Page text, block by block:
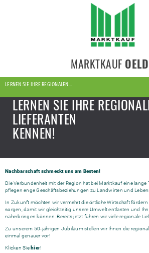
MARKTKAUF
LERNEN SIE IHRE REGIONALEN…
LERNEN SIE IHRE
LIEFERANTEN
KENNEN!
Nachbarschaft schmeckt uns am Besten!
Die Verbundenheit mit der Region hat bei Marktkauf eine lange
pflegen enge Geschäftsbeziehungen zu Landwirten und
In Zukunft möchten wir vermehrt die örtliche Wirtschaft
sorgen, damit wir gleichzeitig unsere Umwelt entlasten und
näherbringen können. Bereits jetzt führen wir viele regionale
Zu unserem 50-jährigen Jubiläum stellen wir Ihnen die
einmal genauer vor!
Klicken Sie hier!